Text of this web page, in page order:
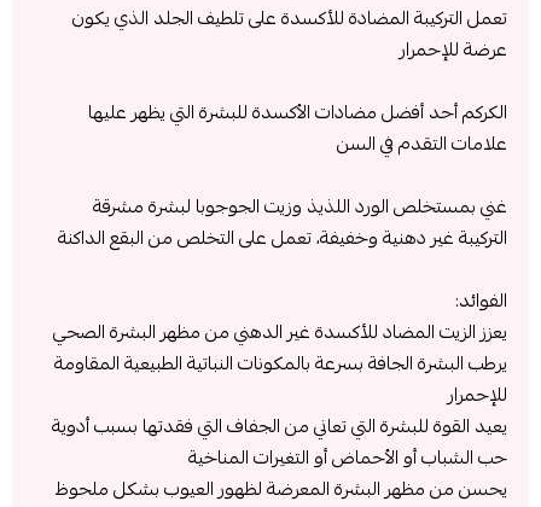
تعمل التركيبة المضادة للأكسدة على تلطيف الجلد الذي يكون
عرضة للإحمرار
الكركم أحد أفضل مضادات الأكسدة للبشرة التي يظهر عليها
علامات التقدم في السن
غني بمستخلص الورد اللذيذ وزيت الجوجوبا لبشرة مشرقة
التركيبة غير دهنية وخفيفة، تعمل على التخلص من البقع الداكنة
الفوائد:
يعزز الزيت المضاد للأكسدة غير الدهني من مظهر البشرة الصحي
يرطب البشرة الجافة بسرعة بالمكونات النباتية الطبيعية المقاومة
للإحمرار
يعيد القوة للبشرة التي تعاني من الجفاف التي فقدتها بسبب أدوية
حب الشباب أو الأحماض أو التغيرات المناخية
يحسن من مظهر البشرة المعرضة لظهور العيوب بشكل ملحوظ